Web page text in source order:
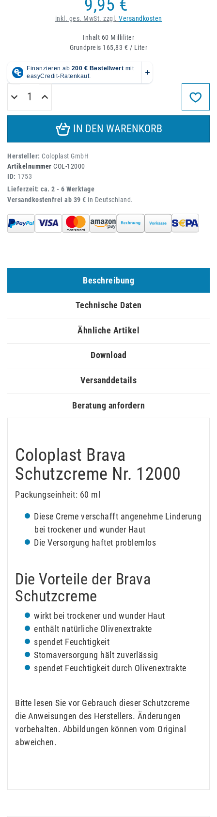
9,95 €
inkl. ges. MwSt. zzgl. Versandkosten
Inhalt 60 Milliliter
Grundpreis 165,83 € / Liter
IN DEN WARENKORB
Hersteller: Coloplast GmbH
Artikelnummer COL-12000
ID: 1753
Lieferzeit: ca. 2 - 6 Werktage
Versandkostenfrei ab 39 € in Deutschland.
Beschreibung
Technische Daten
Ähnliche Artikel
Download
Versanddetails
Beratung anfordern
Coloplast Brava
Schutzcreme Nr. 12000
Packungseinheit: 60 ml
Diese Creme verschafft angenehme Linderung
bei trockener und wunder Haut
Die Versorgung haftet problemlos
Die Vorteile der Brava
Schutzcreme
wirkt bei trockener und wunder Haut
enthält natürliche Olivenextrakte
spendet Feuchtigkeit
Stomaversorgung hält zuverlässig
spendet Feuchtigkeit durch Olivenextrakte
Bitte lesen Sie vor Gebrauch dieser Schutzcreme
die Anweisungen des Herstellers. Änderungen
vorbehalten. Abbildungen können vom Original
abweichen.